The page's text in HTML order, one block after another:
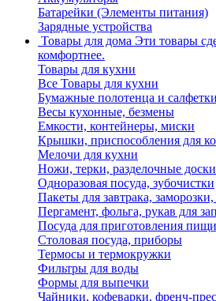
Батарейки (Элементы питания)
Зарядные устройства
Товары для дома Эти товары
комфортнее.
Товары для кухни
Все Товары для кухни
Бумажные полотенца и салфетки
Весы кухонные, безмены
Емкости, контейнеры, миски
Крышки, приспособления для
Мелочи для кухни
Ножи, терки, разделочные доски
Одноразовая посуда, зубочистки
Пакеты для завтрака,
Пергамент, фольга, рукав для
Посуда для приготовления пищи
Столовая посуда, приборы
Термосы и термокружки
Фильтры для воды
Формы для выпечки
Чайники, кофеварки, френч-